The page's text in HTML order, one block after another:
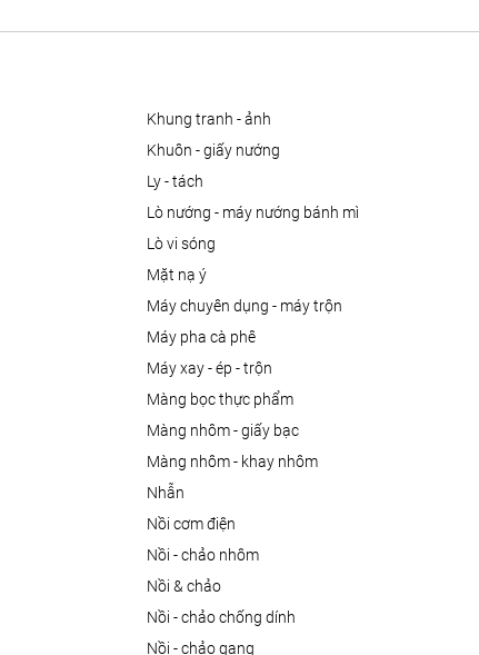
khung tranh - ảnh
khuôn - giấy nướng
ly - tách
lò nướng - máy nướng bánh mì
lò vi sóng
mặt nạ ý
máy chuyên dụng - máy trộn
máy pha cà phê
máy xay - ép - trộn
màng bọc thực phẩm
màng nhôm - giấy bạc
màng nhôm - khay nhôm
nhẫn
nồi cơm điện
nồi - chảo nhôm
nồi & chảo
nồi - chảo chống dính
nồi - chảo gang